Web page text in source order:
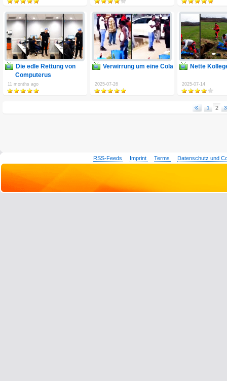
Die edle Rettung von
Computerus
Periphericus
11 months ago
Verwirrung um eine Cola
2025-07-26
Nette
2025-07-14
1 2 3
RSS-Feeds Imprint Terms Datenschutz und